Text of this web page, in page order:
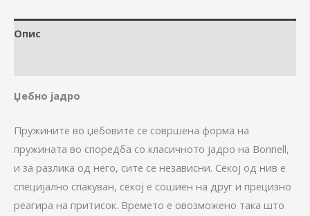
Опис
Џебно јадро
Пружините во џебовите се совршена форма на
пружината во споредба со класичното јадро на Bonnell,
и за разлика од него, сите се независни. Секој од нив е
специјално спакуван, секој е сошиен на друг и прецизно
реагира на притисок. Времето е овозможено така што